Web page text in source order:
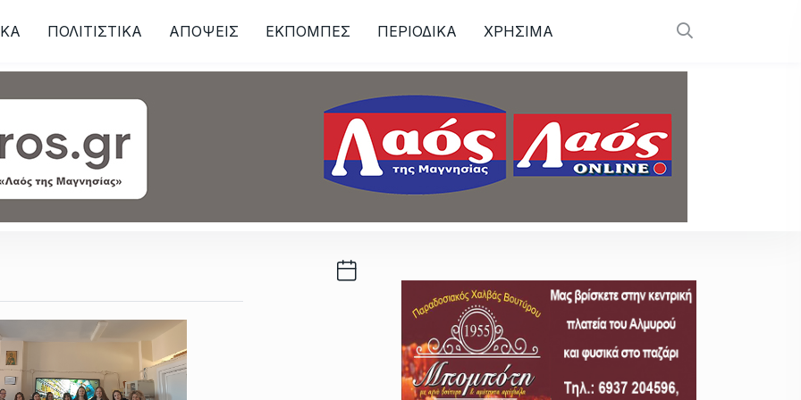
ΠΟΛΙΤΙΣΤΙΚΑ ΑΠΟΨΕΙΣ ΕΚΠΟΜΠΕΣ ΠΕΡΙΟΔΙΚΑ ΧΡΗΣΙΜΑ